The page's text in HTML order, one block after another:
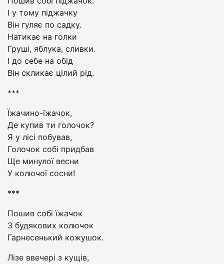
І у тому піджачку
Він гуляє по садку.
Натикає на голки
Груші, яблука, сливки.
І до себе на обід
Він скликає цілий рід.
***
Їжачино-їжачок,
Де купив ти голочок?
Я у лісі побував,
Голочок собі придбав
Ще минулої весни
У колючої сосни!
***
Пошив собі їжачок
З будякових колючок
Гарнесенький кожушок.
Лізе ввечері з кущів,